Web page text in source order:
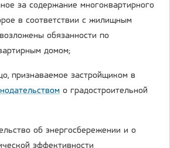
за содержание многоквартирного
в соответствии с жилищным
возложены обязанности по
домом;
признаваемое застройщиком в
о градостроительной
об энергосбережении и о
эффективности